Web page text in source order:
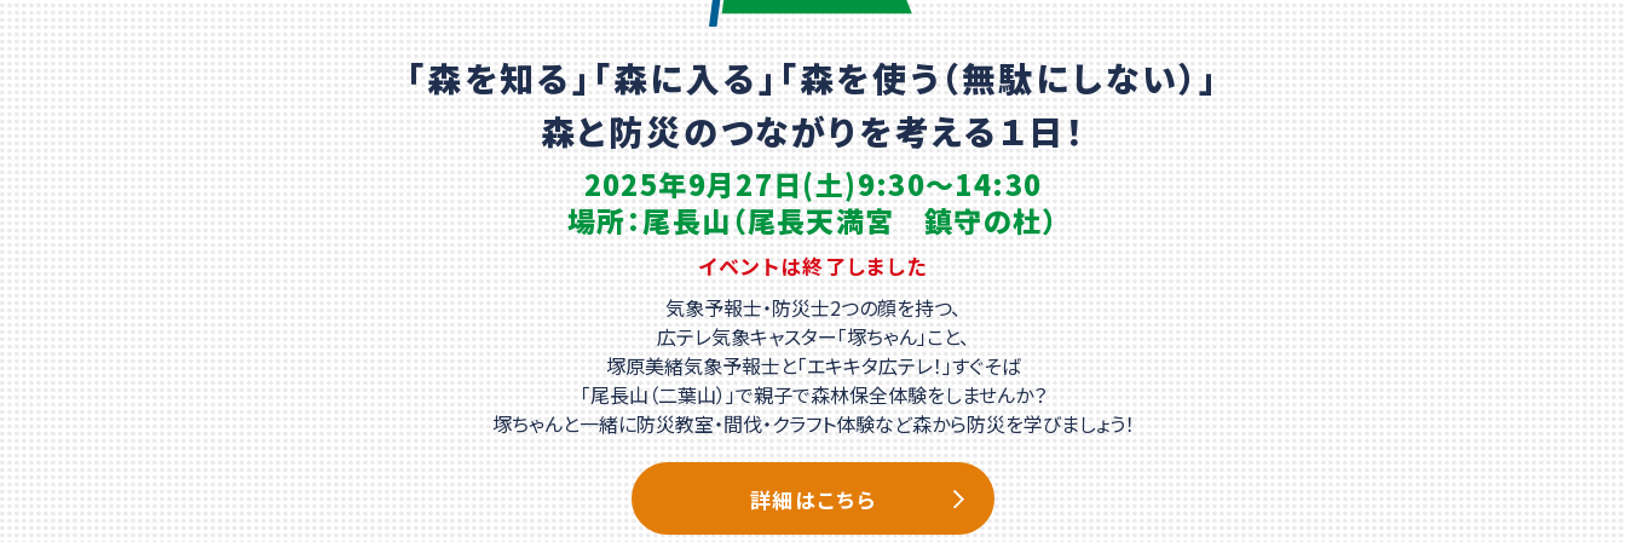
「森を知る」「森に入る」 「森を使う（無駄にしない）」
森と防災のつながりを考える１日！
2025年9月27日(土)9:30～14:30
場所：尾長山（尾長天満宮 鎮守の杜）
イベントは終了しました
気象予報士・防災士2つの顔を持つ、
広テレ気象キャスター「塚ちゃん」こと、
塚原美緒気象予報士と「エキキタ広テレ！」すぐそば
「尾長山（二葉山）」で親子で森林保全体験をしませんか？
塚ちゃんと一緒に防災教室・間伐・クラフト体験など森から防災を学びましょう！
詳細はこちら